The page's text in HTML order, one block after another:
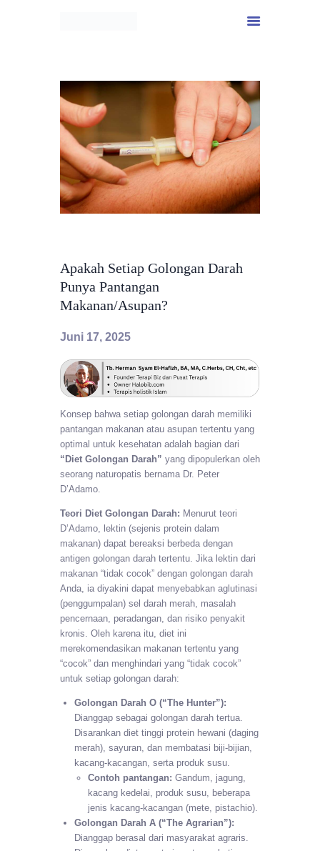
Apakah Setiap Golongan Darah
Punya Pantangan
Makanan/Asupan?
Juni 17, 2025
Konsep bahwa setiap golongan darah memiliki
pantangan makanan atau asupan tertentu yang
optimal untuk kesehatan adalah bagian dari
“Diet Golongan Darah” yang dipopulerkan oleh
seorang naturopatis bernama Dr. Peter
D’Adamo.
Teori Diet Golongan Darah: Menurut teori
D’Adamo, lektin (sejenis protein dalam
makanan) dapat bereaksi berbeda dengan
antigen golongan darah tertentu. Jika lektin dari
makanan “tidak cocok” dengan golongan darah
Anda, ia diyakini dapat menyebabkan aglutinasi
(penggumpalan) sel darah merah, masalah
pencernaan, peradangan, dan risiko penyakit
kronis. Oleh karena itu, diet ini
merekomendasikan makanan tertentu yang
“cocok” dan menghindari yang “tidak cocok”
untuk setiap golongan darah:
Golongan Darah O (“The Hunter”):
Dianggap sebagai golongan darah tertua.
Disarankan diet tinggi protein hewani (daging
merah), sayuran, dan membatasi biji-bijian,
kacang-kacangan, serta produk susu.
Contoh pantangan: Gandum, jagung,
kacang kedelai, produk susu, beberapa
jenis kacang-kacangan (mete, pistachio).
Golongan Darah A (“The Agrarian”):
Dianggap berasal dari masyarakat agraris.